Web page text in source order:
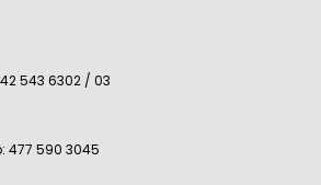
543 6302 / 03
477 590 3045